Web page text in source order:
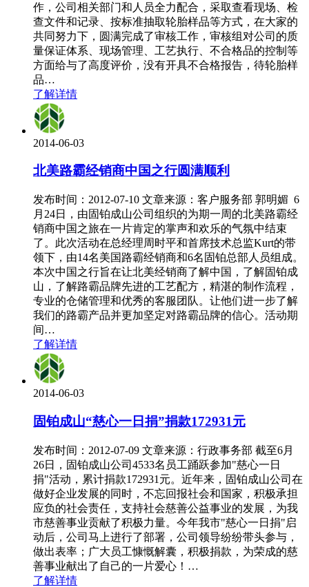
作，公司相关部门和人员全力配合，采取查看现场、检
查文件和记录、按标准抽取轮胎样品等方式，在大家的
共同努力下，圆满完成了审核工作，审核组对公司的质
量保证体系、现场管理、工艺执行、不合格品的控制等
方面给与了高度评价，没有开具不合格报告，待轮胎样
品…
了解详情
2014-06-03
北美路霸经销商中国之行圆满顺利
发布时间：2012-07-10 文章来源：客户服务部 郭明媚 6
月24日，由固铂成山公司组织的为期一周的北美路霸经
销商中国之旅在一片肯定的掌声和欢乐的气氛中结束
了。此次活动在总经理周时平和首席技术总监Kurt的带
领下，由14名美国路霸经销商和6名固铂总部人员组成。
本次中国之行旨在让北美经销商了解中国，了解固铂成
山，了解路霸品牌先进的工艺配方，精湛的制作流程，
专业的仓储管理和优秀的客服团队。让他们进一步了解
我们的路霸产品并更加坚定对路霸品牌的信心。活动期
间…
了解详情
2014-06-03
固铂成山“慈心一日捐”捐款172931元
发布时间：2012-07-09 文章来源：行政事务部 截至6月
26日，固铂成山公司4533名员工踊跃参加"慈心一日
捐"活动，累计捐款172931元。近年来，固铂成山公司在
做好企业发展的同时，不忘回报社会和国家，积极承担
应负的社会责任，支持社会慈善公益事业的发展，为我
市慈善事业贡献了积极力量。今年我市"慈心一日捐"启
动后，公司马上进行了部署，公司领导纷纷带头参与，
做出表率；广大员工慷慨解囊，积极捐款，为荣成的慈
善事业献出了自己的一片爱心！…
了解详情